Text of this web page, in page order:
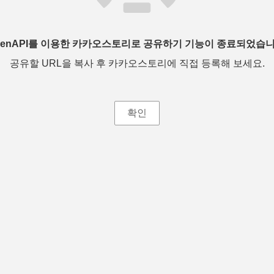
를 이용한 카카오스토리로 공유하기 기능이 종료되었습
공유할 URL을 복사 후 카카오스토리에 직접 등록해 보세요.
확인